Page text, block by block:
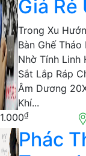
Ngàm
Giá Rẻ
Trong Xu
Bàn Ghế
Nhờ Tính Linh
Sắt Lắp Ráp
Âm Dương
Khí...
1.000 ₫